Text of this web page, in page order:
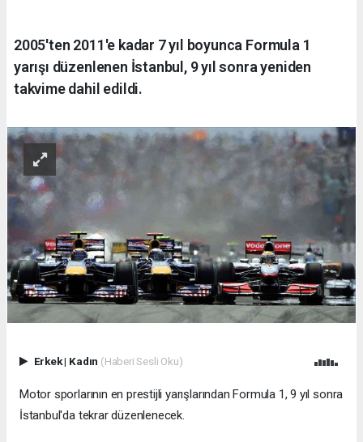
2005'ten 2011'e kadar 7 yıl boyunca Formula 1
yarışı düzenlenen İstanbul, 9 yıl sonra yeniden
takvime dahil edildi.
Erkek| Kadın (Haberi Sesli Oku)
Motor sporlarının en prestijli yarışlarından Formula 1, 9 yıl sonra
İstanbul'da tekrar düzenlenecek.